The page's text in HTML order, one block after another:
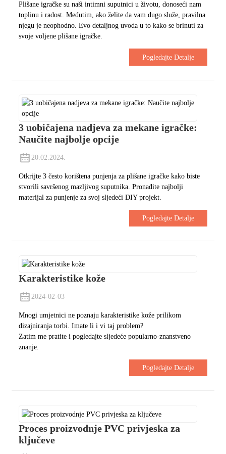
Plišane igračke su naši intimni suputnici u životu, donoseći nam
toplinu i radost. Međutim, ako želite da vam dugo služe, pravilna
njegu je neophodno. Evo detaljnog uvoda u to kako se brinuti za
svoje voljene plišane igračke.
Pogledajte Detalje
3 uobičajena nadjeva za mekane igračke:
Naučite najbolje opcije
20.02.2024.
Otkrijte 3 često korištena punjenja za plišane igračke kako biste
stvorili savršenog mazljivog suputnika. Pronađite najbolji
materijal za punjenje za svoj sljedeći DIY projekt.
Pogledajte Detalje
Karakteristike kože
2024-02-03
Mnogi umjetnici ne poznaju karakteristike kože prilikom
dizajniranja torbi. Imate li i vi taj problem?
Zatim me pratite i pogledajte sljedeće popularno-znanstveno
znanje.
Pogledajte Detalje
Proces proizvodnje PVC privjeska za
ključeve